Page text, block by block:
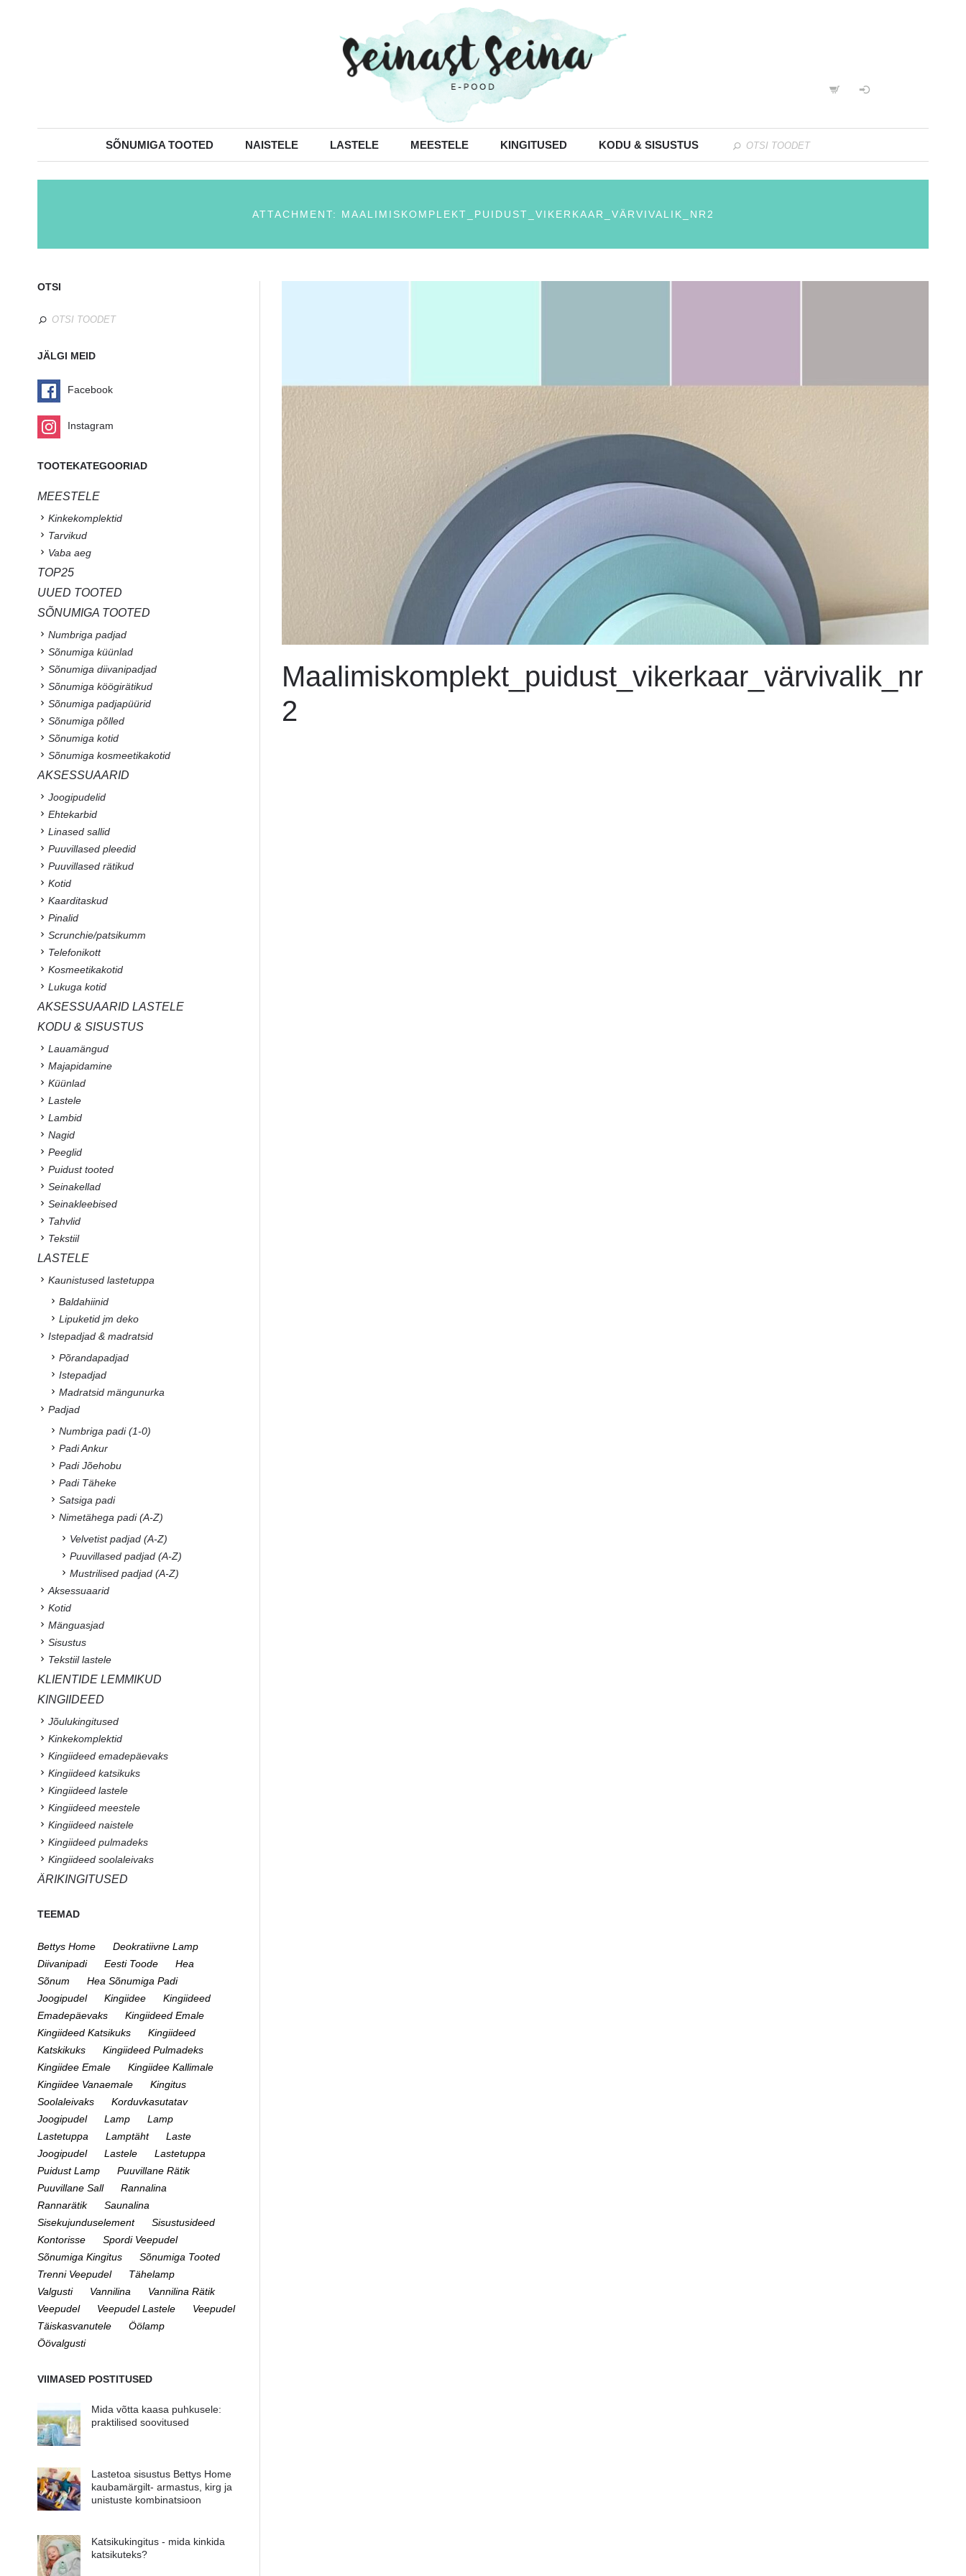
SÕNUMIGA TOOTED NAISTELE LASTELE MEESTELE KINGITUSED KODU & SISUSTUS
ATTACHMENT: MAALIMISKOMPLEKT_PUIDUST_VIKERKAAR_VÄRVIVALIK_NR2
Maalimiskomplekt_puidust_vikerkaar_värvivalik_nr
2
OTSI
JÄLGI MEID
Facebook
Instagram
TOOTEKATEGOORIAD
MEESTELE
Kinkekomplektid
Tarvikud
Vaba aeg
TOP25
UUED TOOTED
SÕNUMIGA TOOTED
Numbriga padjad
Sõnumiga küünlad
Sõnumiga diivanipadjad
Sõnumiga köögirätikud
Sõnumiga padjapüürid
Sõnumiga põlled
Sõnumiga kotid
Sõnumiga kosmeetikakotid
AKSESSUAARID
Joogipudelid
Ehtekarbid
Linased sallid
Puuvillased pleedid
Puuvillased rätikud
Kotid
Kaarditaskud
Pinalid
Scrunchie/patsikumm
Telefonikott
Kosmeetikakotid
Lukuga kotid
AKSESSUAARID LASTELE
KODU & SISUSTUS
Lauamängud
Majapidamine
Küünlad
Lastele
Lambid
Nagid
Peeglid
Puidust tooted
Seinakellad
Seinakleebised
Tahvlid
Tekstiil
LASTELE
Kaunistused lastetuppa
Baldahiinid
Lipuketid jm deko
Istepadjad & madratsid
Põrandapadjad
Istepadjad
Madratsid mängunurka
Padjad
Numbriga padi (1-0)
Padi Ankur
Padi Jõehobu
Padi Täheke
Satsiga padi
Nimetähega padi (A-Z)
Velvetist padjad (A-Z)
Puuvillased padjad (A-Z)
Mustrilised padjad (A-Z)
Aksessuaarid
Kotid
Mänguasjad
Sisustus
Tekstiil lastele
KLIENTIDE LEMMIKUD
KINGIIDEED
Jõulukingitused
Kinkekomplektid
Kingiideed emadepäevaks
Kingiideed katsikuks
Kingiideed lastele
Kingiideed meestele
Kingiideed naistele
Kingiideed pulmadeks
Kingiideed soolaleivaks
ÄRIKINGITUSED
TEEMAD
Bettys Home
Deokratiivne Lamp
Diivanipadi
Eesti Toode
Hea
Sõnum
Hea Sõnumiga Padi
Joogipudel
Kingiidee
Kingiideed
Emadepäevaks
Kingiideed Emale
Kingiideed Katsikuks
Kingiideed
Katskikuks
Kingiideed Pulmadeks
Kingiidee Emale
Kingiidee Kallimale
Kingiidee Vanaemale
Kingitus
Soolaleivaks
Korduvkasutatav
Joogipudel
Lamp
Lamp
Lastetuppa
Lamptäht
Laste
Joogipudel
Lastele
Lastetuppa
Puidust Lamp
Puuvillane Rätik
Puuvillane Sall
Rannalina
Rannarätik
Saunalina
Sisekujunduselement
Sisustusideed
Kontorisse
Spordi Veepudel
Sõnumiga Kingitus
Sõnumiga Tooted
Trenni Veepudel
Tähelamp
Valgusti
Vannilina
Vannilina Rätik
Veepudel
Veepudel Lastele
Veepudel
Täiskasvanutele
Öölamp
Öövalgusti
VIIMASED POSTITUSED
Mida võtta kaasa puhkusele:
praktilised soovitused
Lastetoa sisustus Bettys Home
kaubamärgilt- armastus, kirg ja
unistuste kombinatsioon
Katsikukingitus - mida kinkida
katsikuteks?